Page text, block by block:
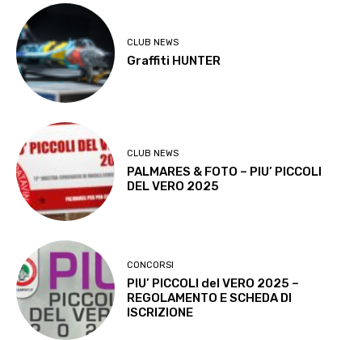
CLUB NEWS
Graffiti HUNTER
CLUB NEWS
PALMARES & FOTO – PIU’ PICCOLI
DEL VERO 2025
CONCORSI
PIU’ PICCOLI del VERO 2025 –
REGOLAMENTO E SCHEDA DI
ISCRIZIONE